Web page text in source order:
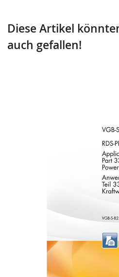
Diese Artikel
auch gefallen!